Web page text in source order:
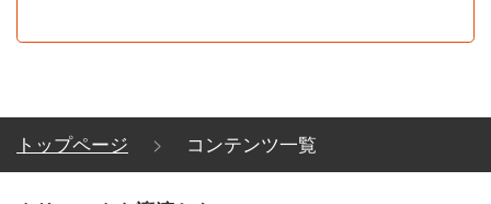
トップページ コンテンツ一覧